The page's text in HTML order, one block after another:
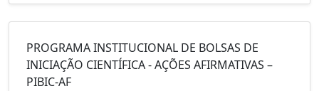
PROGRAMA INSTITUCIONAL DE BOLSAS DE
INICIAÇÃO CIENTÍFICA - AÇÕES AFIRMATIVAS –
PIBIC-AF